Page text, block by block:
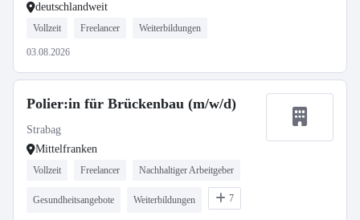
deutschlandweit
Vollzeit Freelancer Weiterbildungen
03.08.2026
Polier:in für Brückenbau (m/w/d)
Strabag
Mittelfranken
Vollzeit Freelancer Nachhaltiger Arbeitgeber
Gesundheitsangebote Weiterbildungen 7